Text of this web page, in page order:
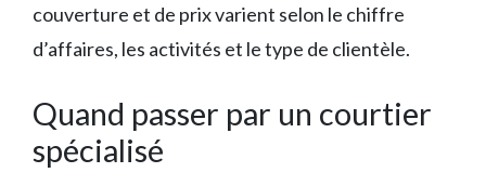
couverture et de prix varient selon le chiffre
d’affaires, les activités et le type de clientèle.
Quand passer par un courtier
spécialisé